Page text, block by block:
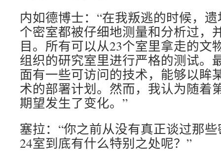
内如德博士：“在我叛逃的时候，
个密室都被仔细地测量和分析过，
目。所有可以从23个室里拿走的文
组织的研究室里进行严格的测试。
面有一些可访问的技术，能够以眸
术的部署计划。然而，我认为随着
期望发生了变化。”
塞拉：“你之前从没有真正谈过那
24室到底有什么特别之处呢？”